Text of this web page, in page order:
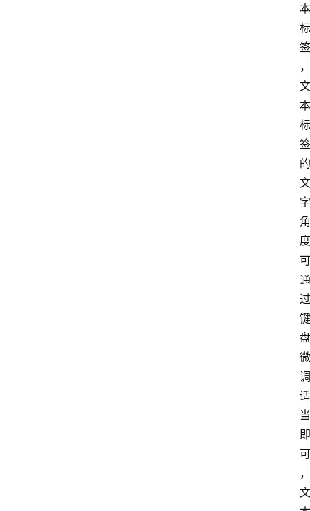
本
标
签
，
文
本
标
签
的
文
字
角
度
可
通
过
键
盘
微
调
适
当
即
可
，
文